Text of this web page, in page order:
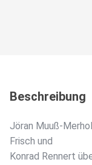
Beschreibung
Jöran Muuß-
Frisch und
Konrad Rennert